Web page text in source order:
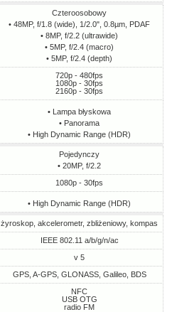
Czteroosobowy
• 48MP, f/1.8 (wide), 1/2.0", 0.8µm, PDAF
• 8MP, f/2.2 (ultrawide)
• 5MP, f/2.4 (macro)
• 5MP, f/2.4 (depth)
720p - 480fps
1080p - 30fps
2160p - 30fps
• Lampa błyskowa
• Panorama
• High Dynamic Range (HDR)
Pojedynczy
• 20MP, f/2.2
1080p - 30fps
• High Dynamic Range (HDR)
żyroskop, akcelerometr, zbliżeniowy, kompas
IEEE 802.11 a/b/g/n/ac
v 5
GPS, A-GPS, GLONASS, Galileo, BDS
NFC
USB OTG
radio FM